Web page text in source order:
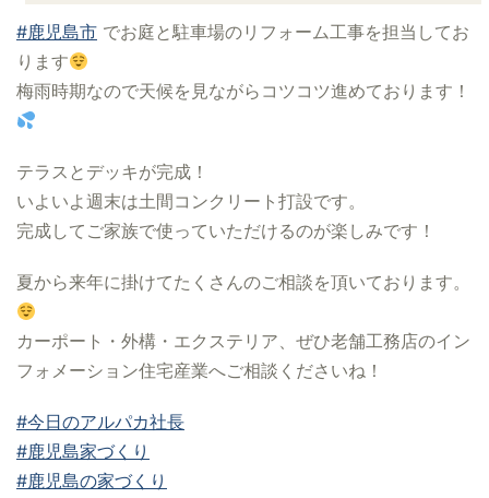
#鹿児島市 でお庭と駐車場のリフォーム工事を担当してお
ります
梅雨時期なので天候を見ながらコツコツ進めております！
テラスとデッキが完成！
いよいよ週末は土間コンクリート打設です。
完成してご家族で使っていただけるのが楽しみです！
夏から来年に掛けてたくさんのご相談を頂いております。
カーポート・外構・エクステリア、ぜひ老舗工務店のイン
フォメーション住宅産業へご相談くださいね！
#今日のアルパカ社長
#鹿児島家づくり
#鹿児島の家づくり